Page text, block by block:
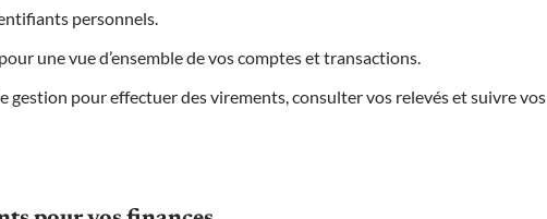
personnels.
une vue d’ensemble de vos comptes et transactions.
gestion pour effectuer des virements, consulter vos relevés et suivre vos